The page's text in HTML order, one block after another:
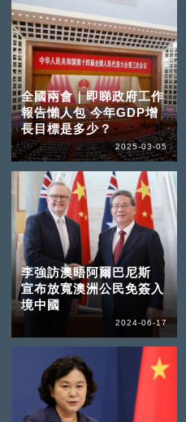
全國兩會｜即睇政府工作
報告懶人包 今年GDP增
長目標是多少？
2025-03-05
李強訪澳晤阿爾巴尼斯
宣布放寬澳洲公民免簽入
境中國
2024-06-17